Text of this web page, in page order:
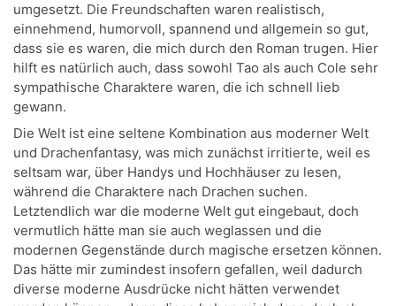
umgesetzt. Die Freundschaften waren realistisch,
einnehmend, humorvoll, spannend und allgemein so gut,
dass sie es waren, die mich durch den Roman trugen. Hier
hilft es natürlich auch, dass sowohl Tao als auch Cole sehr
sympathische Charaktere waren, die ich schnell lieb
gewann.
Die Welt ist eine seltene Kombination aus moderner Welt
und Drachenfantasy, was mich zunächst irritierte, weil es
seltsam war, über Handys und Hochhäuser zu lesen,
während die Charaktere nach Drachen suchen.
Letztendlich war die moderne Welt gut eingebaut, doch
vermutlich hätte man sie auch weglassen und die
modernen Gegenstände durch magische ersetzen können.
Das hätte mir zumindest insofern gefallen, weil dadurch
diverse moderne Ausdrücke nicht hätten verwendet